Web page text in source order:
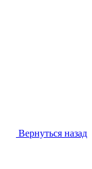
Вернуться назад